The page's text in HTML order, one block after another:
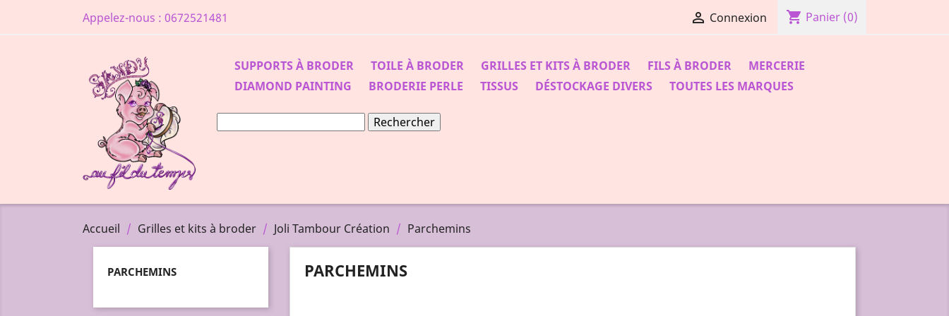
Appelez-nous : 0672521481  Connexion shopping_cart Panier (0)
SUPPORTS À BRODER TOILE À BRODER GRILLES ET KITS À BRODER FILS À BRODER
MERCERIE
DIAMOND PAINTING
BRODERIE PERLE TISSUS DÉSTOCKAGE DIVERS TOUTES LES MARQUES
Rechercher
Accueil Grilles et kits à broder Joli Tambour Création Parchemins
PARCHEMINS PARCHEMINS